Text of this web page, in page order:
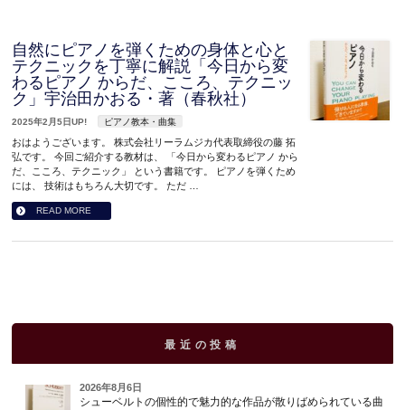
自然にピアノを弾くための身体と心と
テクニックを丁寧に解説「今日から変
わるピアノ からだ、こころ、テクニッ
ク」宇治田かおる・著（春秋社）
2025年2月5日UP! ピアノ教本・曲集
おはようございます。 株式会社リーラムジカ代表取締役の藤 拓
弘です。 今回ご紹介する教材は、 「今日から変わるピアノ から
だ、こころ、テクニック」 という書籍です。 ピアノを弾くため
には、 技術はもちろん大切です。 ただ …
READ MORE
最近の投稿
2026年8月6日
シューベルトの個性的で魅力的な作品が散りばめられている曲